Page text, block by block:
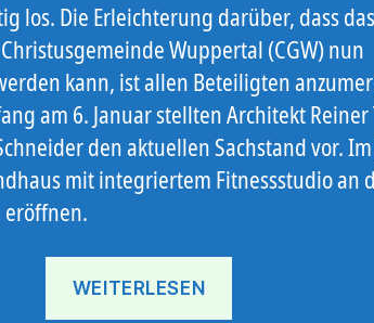
los. Die Erleichterung darüber, dass das
Wuppertal (CGW) nun
kann, ist allen Beteiligten
am 6. Januar stellten Architekt Reiner
den aktuellen Sachstand vor.
mit integriertem Fitnessstudio an
eröffnen.
WEITERLESEN